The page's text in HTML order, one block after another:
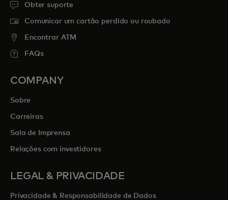
Obter suporte
Comunicar um cartão perdido ou roubado
Encontrar ATM
FAQs
COMPANY
Sobre
Carreiras
Sala de Imprensa
Relações com investidores
LEGAL & PRIVACIDADE
Privacidade & Responsabilidade de Dados